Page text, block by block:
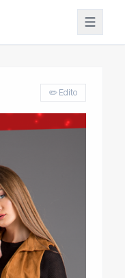
✏️ Edito